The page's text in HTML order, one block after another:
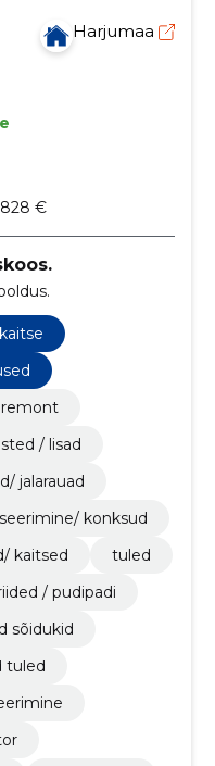
Harjumaa
828 €
/ lisad
jalarauad
konksud
kaitsed
tuled
/ pudipadi
sõidukid
tuled